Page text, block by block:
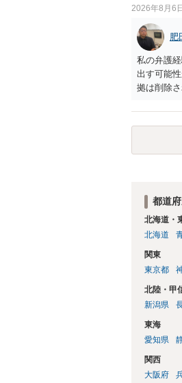
2026年8月6
肥
私の弁護
出す可能
拠は削除
査段階で
（最終的
都道
北海道・
北海道
関東
東京都
北陸・甲
新潟県
東海
愛知県
関西
大阪府